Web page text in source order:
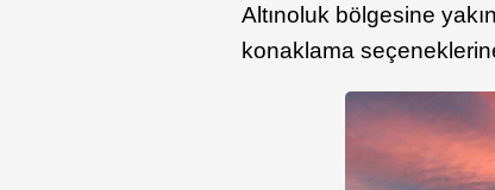
Altınoluk bölgesine
konaklama